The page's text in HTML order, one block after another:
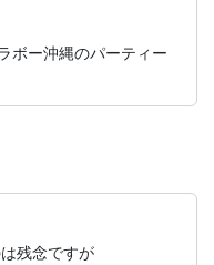
ー沖縄のパーティー
残念ですが